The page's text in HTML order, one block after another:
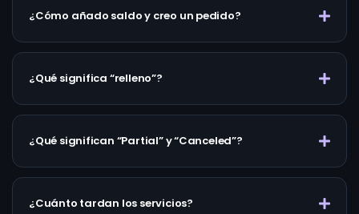
¿Cómo añado saldo y creo un pedido?
¿Qué significa “relleno”?
¿Qué significan “Partial” y “Canceled”?
¿Cuánto tardan los servicios?